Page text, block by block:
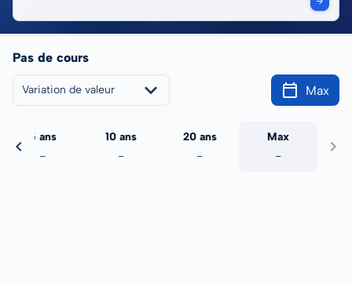
Pas de cours
Variation de valeur Max
5 ans
-
10 ans
-
20 ans
-
Max
-